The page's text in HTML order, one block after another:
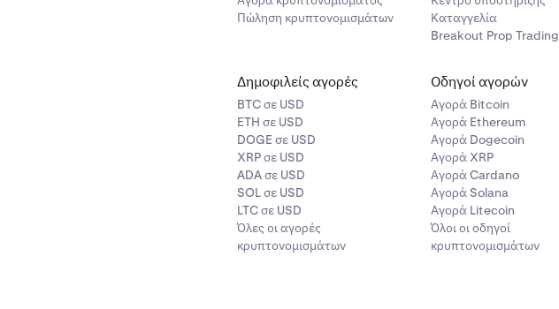
Μία μόνο προμήθεια taker
(ισχύει τόσο για εντολές
Μία μόνο προμήθεια
taker ή maker
Μόνο εντολές αγοράς και
Πλήρες σύνολο εγγενών
Μόνο τύποι εντολών αγοράς
και ορίου (οι post-only, time-in-
force και άλλα προηγμένα
συμπεριλαμβανομένων
post-only, time-in-force
Πώληση κρυπτονομισμάτων
Καταγγελία
Breakout Prop Trading
Δημοφιλείς αγορές
BTC σε USD
ETH σε USD
DOGE σε USD
XRP σε USD
ADA σε USD
SOL σε USD
LTC σε USD
Όλες οι αγορές
κρυπτονομισμάτων
Οδηγοί αγορών
Αγορά Bitcoin
Αγορά Ethereum
Αγορά Dogecoin
Αγορά XRP
Αγορά Cardano
Αγορά Solana
Αγορά Litecoin
Όλοι οι οδηγοί
κρυπτονομισμάτων